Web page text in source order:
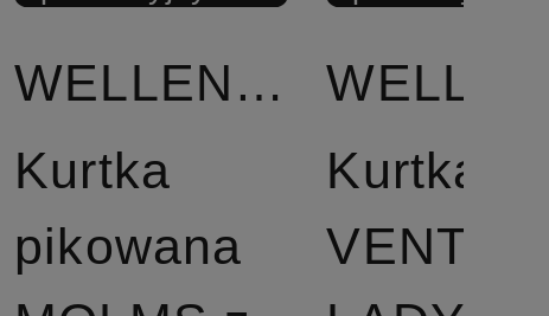
WELLENSTEYN
Kurtka
pikowana
Kurtka